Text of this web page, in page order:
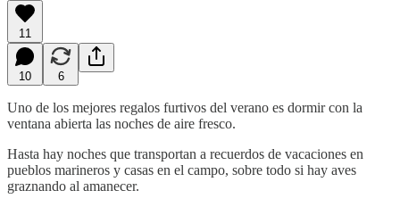
11
10 6
Uno de los mejores regalos furtivos del verano es dormir con la
ventana abierta las noches de aire fresco.
Hasta hay noches que transportan a recuerdos de vacaciones en
pueblos marineros y casas en el campo, sobre todo si hay aves
graznando al amanecer.